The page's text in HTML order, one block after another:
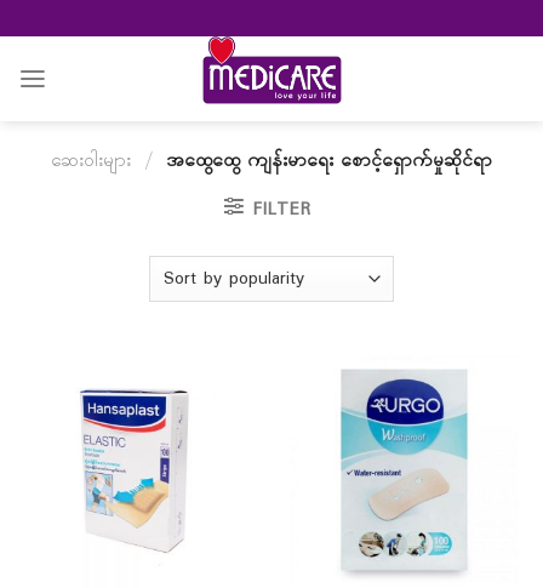
to
content
ဆေးဝါးများ / အထွေထွေ ကျန်းမာရေး စောင့်ရှောက်မှုဆိုင်ရာ
FILTER